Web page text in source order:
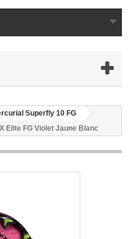
Superfly 10 FG
Elite FG Violet Jaune Blanc